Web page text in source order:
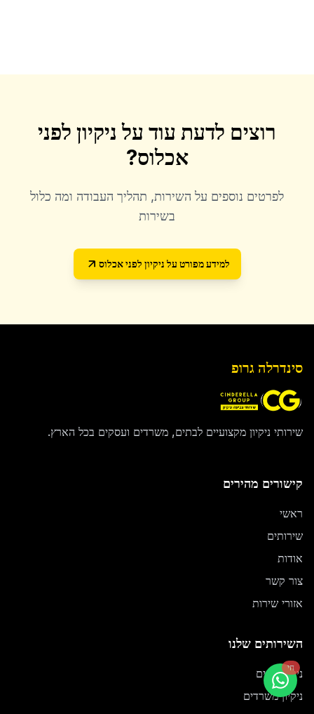
רוצים לדעת עוד על ניקיון לפני
אכלוס?
לפרטים נוספים על השירות, תהליך העבודה ומה כלול
בשירות
למידע מפורט על ניקיון לפני אכלוס
סינדרלה גרופ
שירותי ניקיון מקצועיים לבתים, משרדים ועסקים בכל הארץ.
קישורים מהירים
ראשי
שירותים
אודות
צור קשר
אזורי שירות
השירותים שלנו
ניקיון בתים
ניקיון משרדים
חי